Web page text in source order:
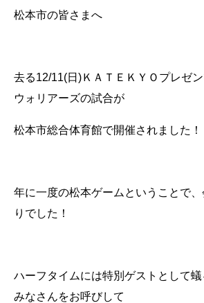
松本市の皆さまへ
去る12/11(日)ＫＡＴＥＫＹＯプレゼ
ウォリアーズの試合が
松本市総合体育館で開催されました！
年に一度の松本ゲームということで
りでした！
ハーフタイムには特別ゲストとして
みなさんをお呼びして